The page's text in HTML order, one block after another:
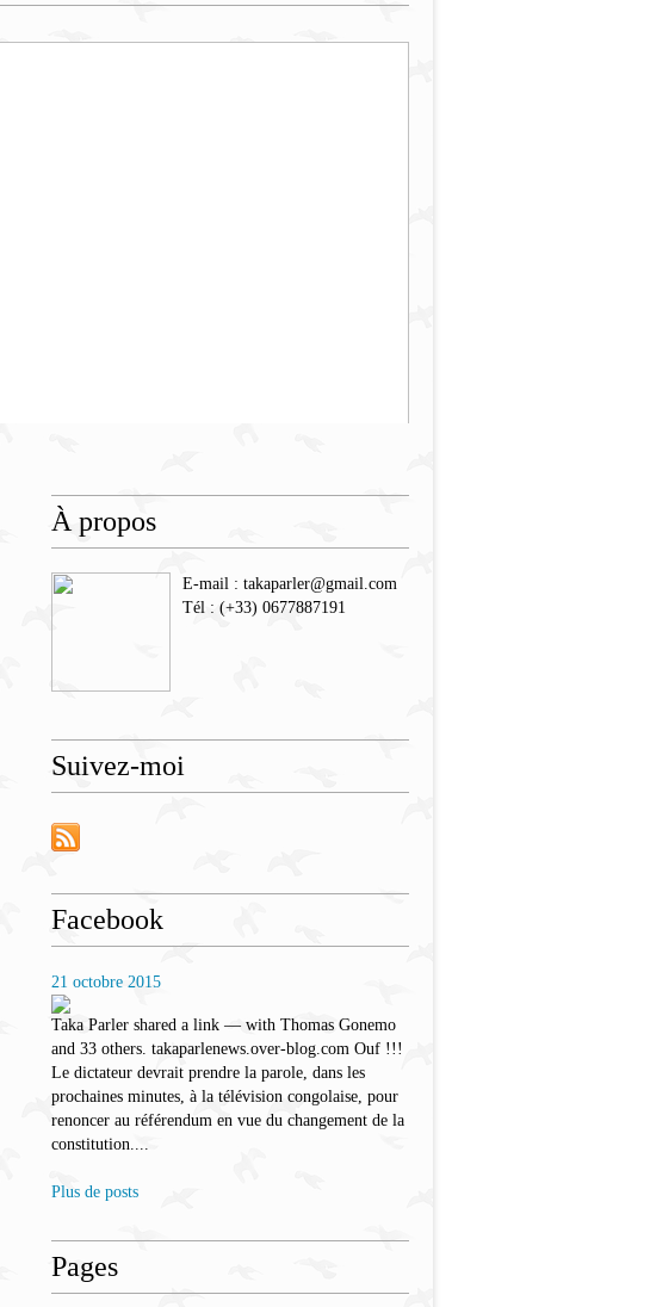
À propos
E-mail : takaparler@gmail.com
Tél : (+33) 0677887191
Suivez-moi
Facebook
21 octobre 2015
Taka Parler shared a link — with Thomas Gonemo
and 33 others. takaparlenews.over-blog.com Ouf !!!
Le dictateur devrait prendre la parole, dans les
prochaines minutes, à la télévision congolaise, pour
renoncer au référendum en vue du changement de la
constitution....
Plus de posts
Pages